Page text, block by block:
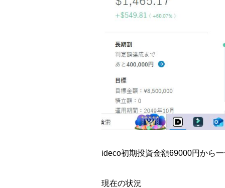
ideco初期投資金額69000円から
現在の状況